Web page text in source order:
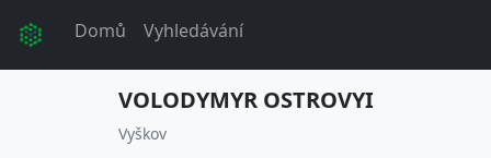
Domů Vyhledávání
VOLODYMYR OSTROVYI
Vyškov